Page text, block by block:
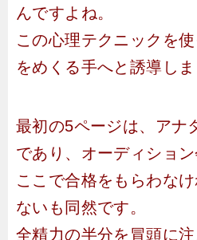
んですよね。
この心理テクニックを
をめくる手へと誘導しま
最初の5ページは、アナ
であり、オーディション
ここで合格をもらわな
ないも同然です。
全精力の半分を冒頭に